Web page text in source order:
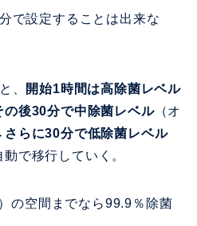
で設定することは出来な
、 開始1時間は高除菌レベル
後30分で中除菌レベル（オ
らに30分で低除菌レベル
で移行していく。
の空間までなら99.9％除菌